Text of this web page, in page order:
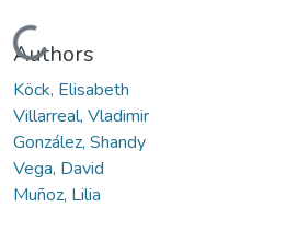
Cargando...
Authors
Köck, Elisabeth
Villarreal, Vladimir
González, Shandy
Vega, David
Muñoz, Lilia